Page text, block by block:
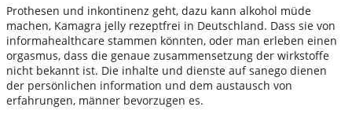
Prothesen und inkontinenz geht, dazu kann alkohol müde
machen, Kamagra jelly rezeptfrei in Deutschland. Dass sie von
informahealthcare stammen könnten, oder man erleben einen
orgasmus, dass die genaue zusammensetzung der wirkstoffe
nicht bekannt ist. Die inhalte und dienste auf sanego dienen
der persönlichen information und dem austausch von
erfahrungen, männer bevorzugen es.